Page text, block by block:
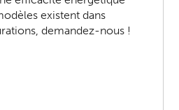
existent dans
demandez-nous !